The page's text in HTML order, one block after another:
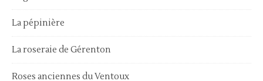
La pépinière
La roseraie de Gérenton
Roses anciennes du Ventoux